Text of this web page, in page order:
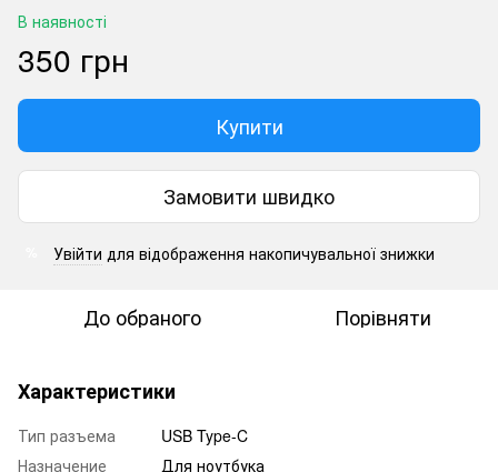
В наявності
350 грн
Купити
Замовити швидко
Увійти для відображення накопичувальної знижки
До обраного Порівняти
Характеристики
Тип разъема
USB Type-C
Назначение
Для ноутбука